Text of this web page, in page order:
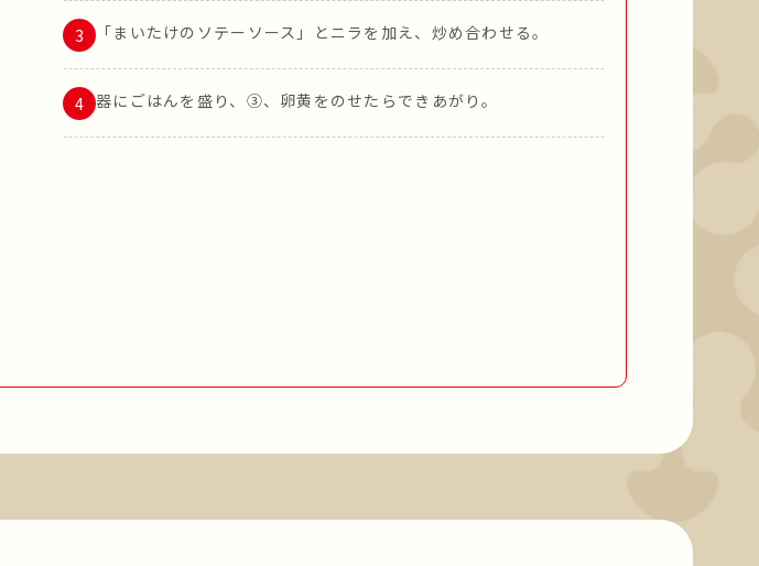
「まいたけのソテーソース」とニラを加え、炒め合わせる。
器にごはんを盛り、③、卵黄をのせたらできあがり。